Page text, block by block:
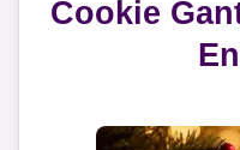
Cookie